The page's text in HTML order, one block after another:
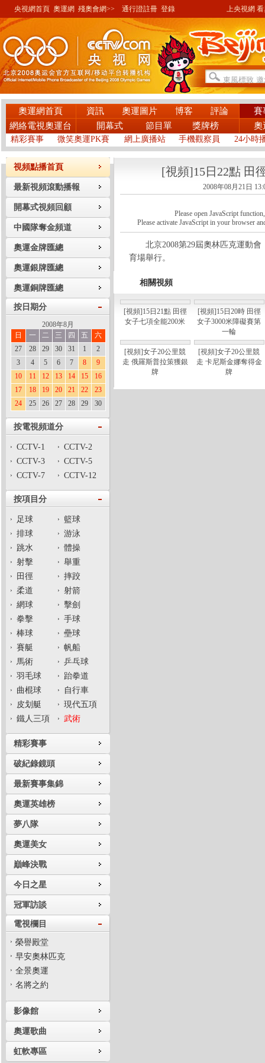
央視網首頁 奧運網 殘奧會網>> 通行證註冊 登錄 上央視網 看奧
奧運網首頁 資訊 奧運圖片 博客 評論
賽
網絡電視奧運台
開幕式 節目單 獎牌榜 奧
精彩賽事 微笑奧運PK賽 網上廣播站 手機觀察員 24小時
視頻點播首頁
最新視頻滾動播報
開幕式視頻回顧
中國隊奪金頻道
奧運金牌匯總
奧運銀牌匯總
奧運銅牌匯總
按日期分
2008年8月
日
一 二 三 四 五
六
27
28 29 30 31 1
2
3
4 5 6 7 8
9
10
11 12 13 14 15
16
17
18 19 20 21 22
23
24
25 26 27 28 29 30
按電視頻道分
CCTV-1
CCTV-2
CCTV-3
CCTV-5
CCTV-7
CCTV-12
按項目分
足球
籃球
排球
游泳
跳水
體操
射擊
舉重
田徑
摔跤
柔道
射箭
網球
擊劍
拳擊
手球
棒球
壘球
賽艇
帆船
馬術
乒乓球
羽毛球
跆拳道
曲棍球
自行車
皮划艇
現代五項
鐵人三項
武術
精彩賽事
破紀錄鏡頭
最新賽事集錦
奧運英雄榜
夢八隊
奧運美女
巔峰決戰
今日之星
冠軍訪談
電視欄目
榮譽殿堂
早安奧林匹克
全景奧運
名將之約
影像館
奧運歌曲
虹軟專區
[視頻]15日22點 田
2008年08月21日
Please open JavaScript
Please activate JavaScript in your browser
北京2008第29屆奧林匹克運動會
育場舉行。
相關視頻
[視頻]15日21點 田徑
女子七項全能200米
[視頻]15日20時 田徑
女子3000米障礙賽第
一輪
[視頻]女子20公里競
走 俄羅斯普拉策獲銀
牌
[視頻]女子20公里競
走 卡尼斯金娜奪得金
牌